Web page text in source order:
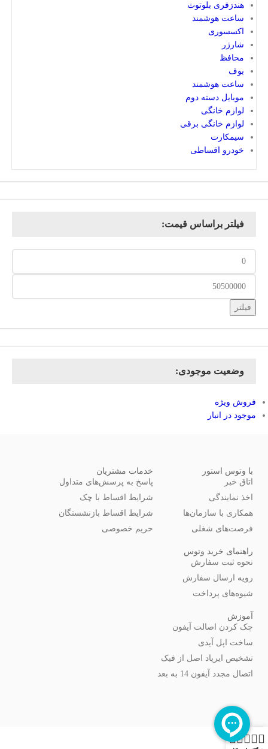
هندزفری بلوتوث
ساعت هوشمند
اکسسوری
شارژر
محافظ
بوف
ساعت هوشمند
موبایل دسته دوم
لوازم خانگی
لوازم خانگی برقی
سیمکارت
خودرو اقساطی
فیلتر براساس قیمت:
فیلتر
وضعیت موجودی:
فروش ویژه
موجود در انبار
با وتوس استور
اتاق خبر
اخذ نمایندگی
همکاری با سازمان‌ها
فرصت‌های شغلی
خدمات مشتریان
پاسخ به پرسش‌های متداول
شرایط اقساط با چک
شرایط اقساط بازنشستگان
حریم خصوصی
راهنمای خرید وتوس
نحوه ثبت سفارش
رویه ارسال سفارش
شیوه‌های پرداخت
آموزش
چک کردن اصالت آیفون
ساخت اپل آیدی
تشخیص ایرپاد اصل از فیک
اتصال مجدد آیفون 14 به بعد
0